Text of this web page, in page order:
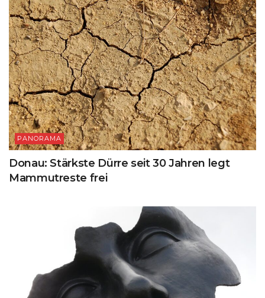
PANORAMA
Donau: Stärkste Dürre seit 30 Jahren legt
Mammutreste frei